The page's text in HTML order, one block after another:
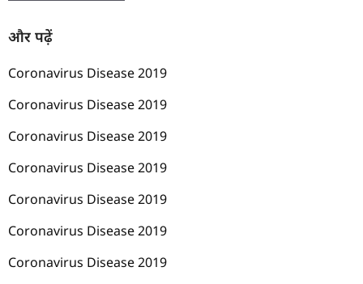
और पढ़ें
Coronavirus Disease 2019
Coronavirus Disease 2019
Coronavirus Disease 2019
Coronavirus Disease 2019
Coronavirus Disease 2019
Coronavirus Disease 2019
Coronavirus Disease 2019